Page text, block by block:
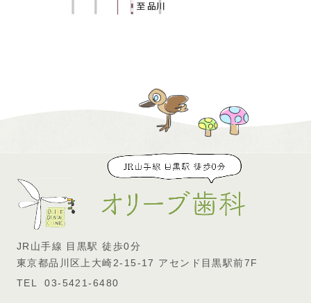
JR山手線 目黒駅 徒歩0分
東京都品川区上大崎2-15-17 アセンド目黒駅前7F
03-5421-6480